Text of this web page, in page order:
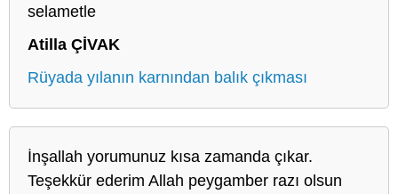
selametle
Atilla ÇİVAK
Rüyada yılanın karnından balık çıkması
İnşallah yorumunuz kısa zamanda çıkar.
Teşekkür ederim Allah peygamber razı olsun